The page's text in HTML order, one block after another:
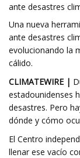
ante desastres
Una nueva
ante desastres
evolucionando la
cálido.
CLIMATEWIRE |
estadounidenses
desastres. Pero
dónde y cómo
El Centro
llenar ese vacío